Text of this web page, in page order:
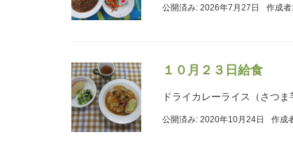
公開済み: 2026年7月27日 作成者:
１０月２３日給食
ドライカレーライス（さつ
公開済み: 2020年10月24日 作成